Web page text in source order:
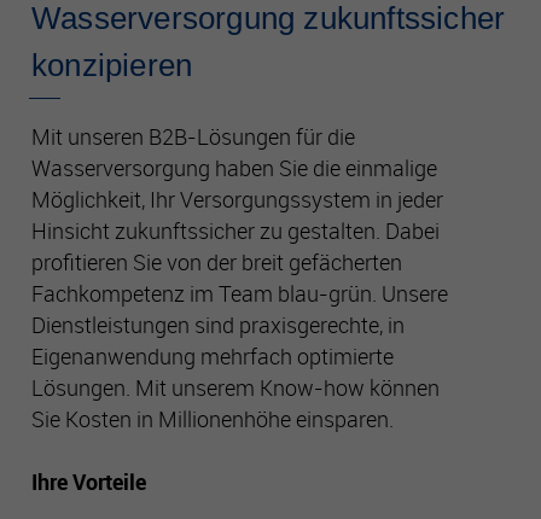
Wasserversorgung zukunftssicher
konzipieren
Mit unseren B2B-Lösungen für die
Wasserversorgung haben Sie die einmalige
Möglichkeit, Ihr Versorgungssystem in jeder
Hinsicht zukunftssicher zu gestalten. Dabei
profitieren Sie von der breit gefächerten
Fachkompetenz im Team blau-grün. Unsere
Dienstleistungen sind praxisgerechte, in
Eigenanwendung mehrfach optimierte
Lösungen. Mit unserem Know-how können
Sie Kosten in Millionenhöhe einsparen.
Ihre Vorteile
Es besteht insbesondere das Risiko, dass Ihre Daten durch
US-Behörden zu Kontroll- und Überwachungszwecken
verarbeitet werden können.